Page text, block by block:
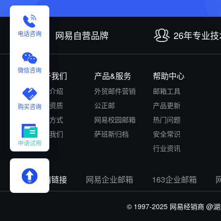
电话咨询
微信咨询
购买咨询
申请试用
网易自营品牌 26年专业
关于我们
公司介绍
认证资质
付款方式
联系我们
产品&服务
外贸邮件营销
公正邮
网易校园邮箱
萨班斯归档
帮助中心
邮箱工具
产品更新
热门问题
安全常识
行业资讯
友情链接 网易企业邮箱 163企业邮箱
© 1997-2025 网易经销商 @